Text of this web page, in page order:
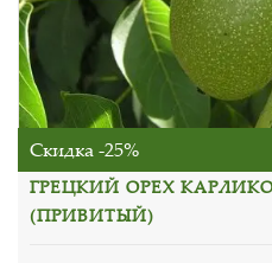
Скидка -25%
ГРЕЦКИЙ ОРЕХ
(ПРИВИТЫЙ)